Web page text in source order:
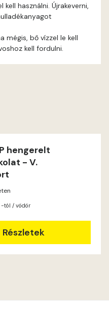
green E
yellow D
green D
B
yellow C
yellow D
B
használni. Újrakeverni,
mégis, bő vízzel le kell
kell fordulni.
hengerelt
- V.
-tól / vödör
Részletek